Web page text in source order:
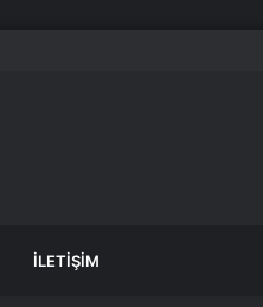
İLETIŞIM